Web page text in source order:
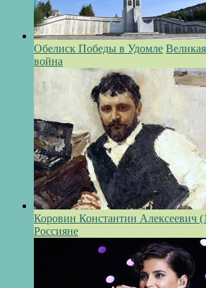
Обелиск Победы в Удомле
война
Коровин Константин Алексеевич
Россияне